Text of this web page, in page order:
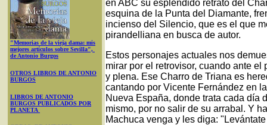
"Memorias de la vieja dama: mis
mejores artículos sobre Sevilla",
de Antonio Burgos
OTROS LIBROS DE ANTONIO
BURGOS
LIBROS DE ANTONIO
BURGOS PUBLICADOS POR
PLANETA
en ABC su espléndido retrato del
esquina de la Punta del Diamante,
incienso del Silencio, que es el que
pirandelliana en busca de autor.
Estos personajes actuales nos
mirar por el retrovisor, cuando ante
y plena. Ese Charro de Triana es
cantando por Vicente Fernández en
Nueva España, donde trata cada día
mismo, por no salir de su arrabal. Y
Machuca venga y les diga: